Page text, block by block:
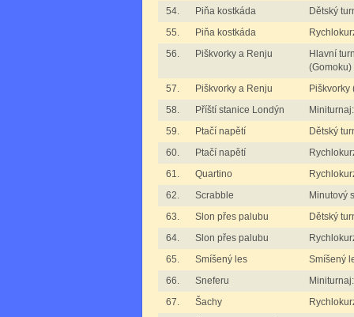
54.
Piňa kostkáda
Dětský
55.
Piňa kostkáda
56.
Piškvorky a Renju
Hlavní
(Gomoku)
57.
Piškvorky a Renju
Piškvorky
58.
Příští stanice Londýn
59.
Ptačí napětí
Dětský
60.
Ptačí napětí
61.
Quartino
62.
Scrabble
Minutový
63.
Slon přes palubu
Dětský
64.
Slon přes palubu
65.
Smíšený les
Smíšený
66.
Sneferu
67.
Šachy